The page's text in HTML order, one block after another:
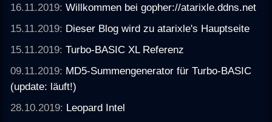
16.11.2019:Willkommen bei gopher://atarixle.ddns.net
15.11.2019: Dieser Blog wird zu atarixle's Hauptseite
15.11.2019:Turbo-BASIC XL Referenz
09.11.2019: MD5-Summengenerator für Turbo-BASIC
(update: läuft!)
28.10.2019: Leopard Intel